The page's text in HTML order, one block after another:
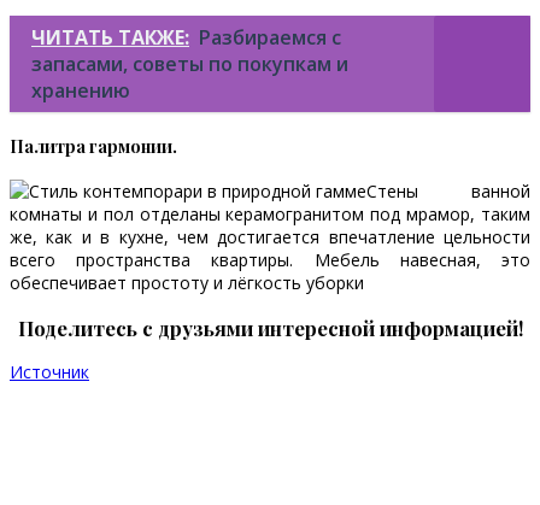
ЧИТАТЬ ТАКЖЕ: Разбираемся с
запасами, советы по покупкам и
хранению
Палитра гармонии.
Стены ванной
комнаты и пол отделаны керамо­гранитом под мрамор, таким
же, как и в кухне, чем достигается впечатление цельности
всего пространства квартиры. Мебель навесная, это
обеспечивает простоту и лёгкость уборки
Поделитесь с друзьями интересной информацией!
Источник